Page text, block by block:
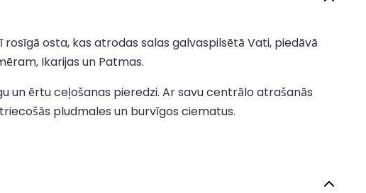
osta, kas atrodas salas galvaspilsētā Vati, piedāvā
Ikarijas un Patmas.
ērtu ceļošanas pieredzi. Ar savu centrālo atrašanās
pludmales un burvīgos ciematus.